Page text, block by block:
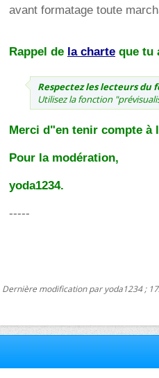
avant formatage toute
Rappel de la charte que tu
Respectez les lecteurs du
Utilisez la fonction
Merci d"en tenir compte à
Pour la modération,
yoda1234.
-----
Dernière modification par yoda1234 ;